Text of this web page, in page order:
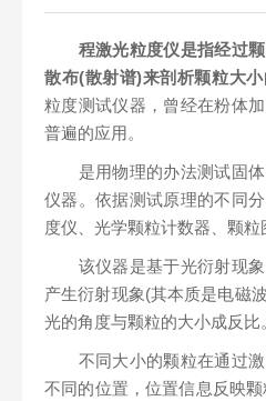
程激光粒度仪是指经过
散布(散射谱)来剖析颗粒大小
粒度测试仪器，曾经在粉体
普遍的应用。
是用物理的办法测试固体
仪器。依据测试原理的不同
度仪、光学颗粒计数器、颗粒
该仪器是基于光衍射现象
产生衍射现象(其本质是电磁
光的角度与颗粒的大小成反比
不同大小的颗粒在通过激
不同的位置，位置信息反映